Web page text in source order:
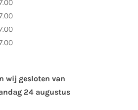
wij gesloten van
24 augustus